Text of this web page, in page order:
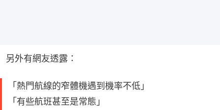
另外有網友透露：
「熱門航線的窄體機遇到機率不低」
「有些航班甚至是常態」